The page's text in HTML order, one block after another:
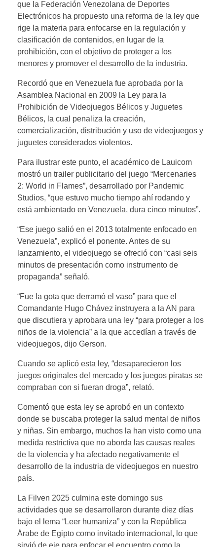
que la Federación Venezolana de Deportes
Electrónicos ha propuesto una reforma de la ley que
rige la materia para enfocarse en la regulación y
clasificación de contenidos, en lugar de la
prohibición, con el objetivo de proteger a los
menores y promover el desarrollo de la industria.
Recordó que en Venezuela fue aprobada por la
Asamblea Nacional en 2009 la Ley para la
Prohibición de Videojuegos Bélicos y Juguetes
Bélicos, la cual penaliza la creación,
comercialización, distribución y uso de videojuegos y
juguetes considerados violentos.
Para ilustrar este punto, el académico de Lauicom
mostró un trailer publicitario del juego “Mercenaries
2: World in Flames”, desarrollado por Pandemic
Studios, “que estuvo mucho tiempo ahí rodando y
está ambientado en Venezuela, dura cinco minutos”.
“Ese juego salió en el 2013 totalmente enfocado en
Venezuela”, explicó el ponente. Antes de su
lanzamiento, el videojuego se ofreció con “casi seis
minutos de presentación como instrumento de
propaganda” señaló.
“Fue la gota que derramó el vaso” para que el
Comandante Hugo Chávez instruyera a la AN para
que discutiera y aprobara una ley “para proteger a los
niños de la violencia” a la que accedían a través de
videojuegos, dijo Gerson.
Cuando se aplicó esta ley, “desaparecieron los
juegos originales del mercado y los juegos piratas se
compraban con si fueran droga”, relató.
Comentó que esta ley se aprobó en un contexto
donde se buscaba proteger la salud mental de niños
y niñas. Sin embargo, muchos la han visto como una
medida restrictiva que no aborda las causas reales
de la violencia y ha afectado negativamente el
desarrollo de la industria de videojuegos en nuestro
país.
La Filven 2025 culmina este domingo sus
actividades que se desarrollaron durante diez días
bajo el lema “Leer humaniza” y con la República
Árabe de Egipto como invitado internacional, lo que
sirvió de eje para enfocar el encuentro como la